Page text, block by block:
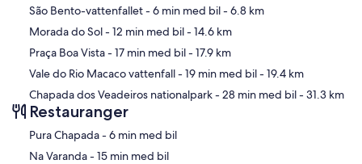
Karta
São Bento-vattenfallet- 6 min med bil- 6.8 km
Morada do Sol- 12 min med bil- 14.6 km
Praça Boa Vista- 17 min med bil- 17.9 km
Vale do Rio Macaco vattenfall- 19 min med bil- 19.4 km
Chapada dos Veadeiros nationalpark- 28 min med bil- 31.3 km
Restauranger
‪Pura Chapada - ‬6 min med bil
‪Na Varanda - ‬15 min med bil